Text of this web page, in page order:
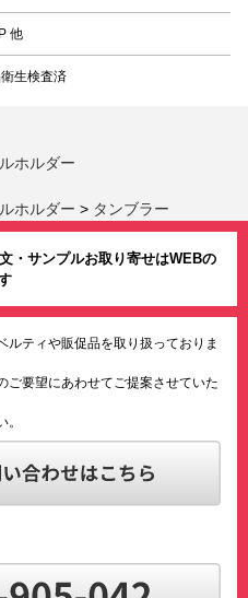
他
生検査済
ホルダー
ホルダー > タンブラー
・サンプルお取り寄せはWEBの
ティや販促品を取り扱っておりま
ご要望にあわせてご提案させていた